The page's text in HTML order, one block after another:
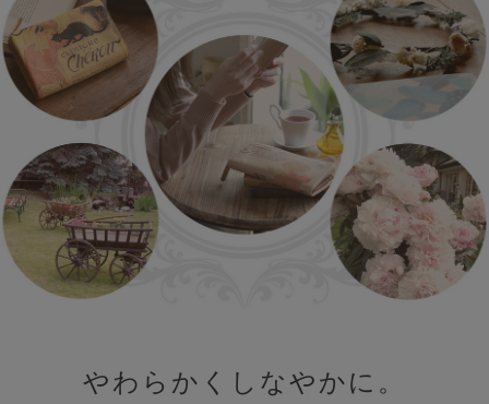
やわらかくしなやかに。